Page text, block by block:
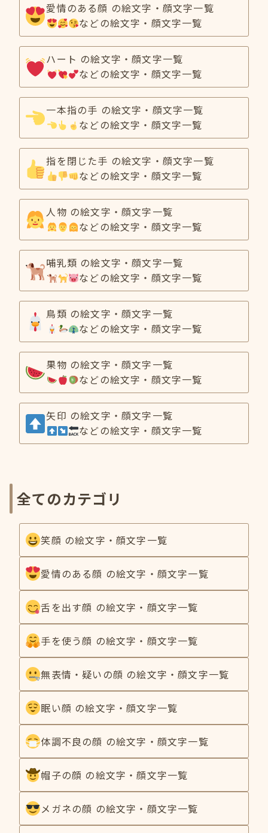
愛情のある顔 の絵文字・顔文字一覧
などの絵文字・顔文字一覧
ハート の絵文字・顔文字一覧
などの絵文字・顔文字一覧
一本指の手 の絵文字・顔文字一覧
などの絵文字・顔文字一覧
指を閉じた手 の絵文字・顔文字一覧
などの絵文字・顔文字一覧
人物 の絵文字・顔文字一覧
などの絵文字・顔文字一覧
哺乳類 の絵文字・顔文字一覧
などの絵文字・顔文字一覧
鳥類 の絵文字・顔文字一覧
などの絵文字・顔文字一覧
果物 の絵文字・顔文字一覧
などの絵文字・顔文字一覧
矢印 の絵文字・顔文字一覧
などの絵文字・顔文字一覧
全てのカテゴリ
笑顔 の絵文字・顔文字一覧
愛情のある顔 の絵文字・顔文字一覧
舌を出す顔 の絵文字・顔文字一覧
手を使う顔 の絵文字・顔文字一覧
無表情・疑いの顔 の絵文字・顔文字一覧
眠い顔 の絵文字・顔文字一覧
体調不良の顔 の絵文字・顔文字一覧
帽子の顔 の絵文字・顔文字一覧
メガネの顔 の絵文字・顔文字一覧